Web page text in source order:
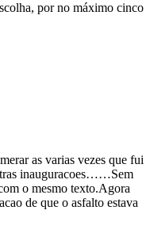
por no máximo cinco
as varias vezes que fui
inauguracoes……Sem
o mesmo texto.Agora
de que o asfalto estava